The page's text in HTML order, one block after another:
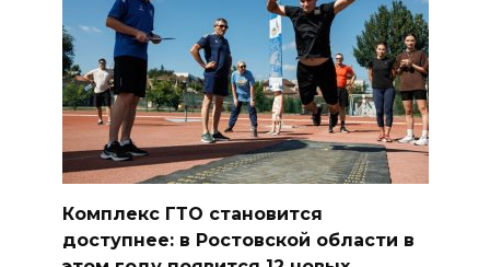
Комплекс ГТО становится
доступнее: в Ростовской области в